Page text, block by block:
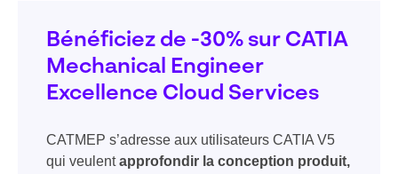
Bénéficiez de -30% sur CATIA
Mechanical Engineer
Excellence Cloud Services
CATMEP s’adresse aux utilisateurs CATIA V5
qui veulentapprofondir la conception produit,